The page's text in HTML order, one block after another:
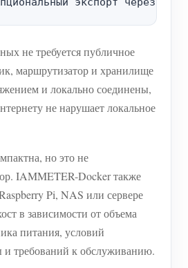
не требуется публичное
маршрутизатор и хранилище
и локально соединены,
не нарушает локальное
но это не
IAMMETER-Docker также
Pi, NAS или сервере
в зависимости от объема
питания, условий
требований к обслуживанию.